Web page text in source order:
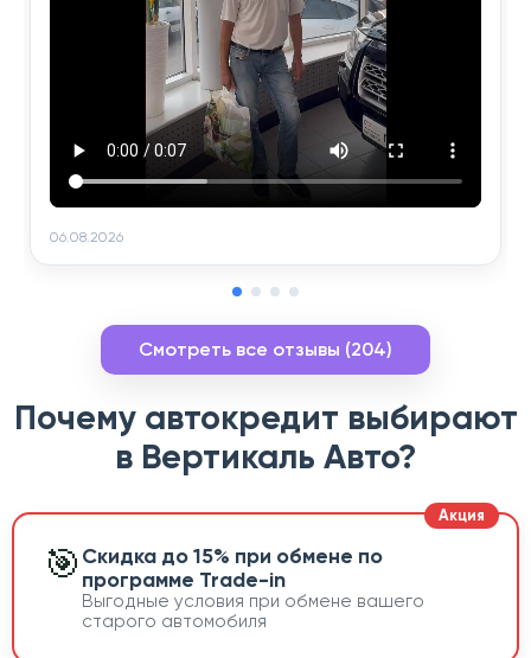
06.08.2026
Смотреть все отзывы (204)
Почему автокредит выбирают
в Вертикаль Авто?
🎯 Скидка до 15% при обмене по
программе Trade-in
Выгодные условия при обмене вашего
старого автомобиля